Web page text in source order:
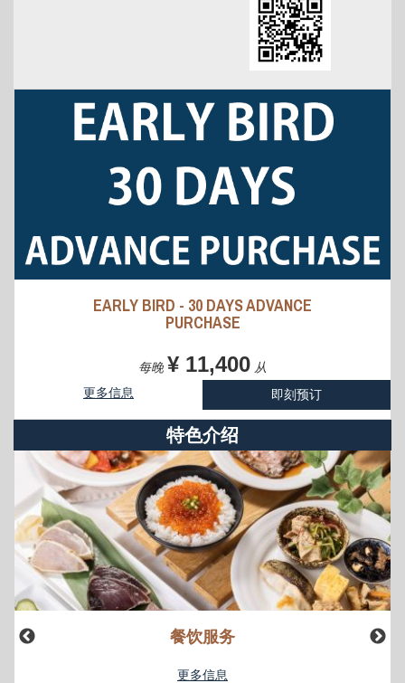
EARLY BIRD - 30 DAYS ADVANCE
PURCHASE
每晚 ¥ 11,400 从
更多信息
即刻预订
特色介绍
餐饮服务
更多信息